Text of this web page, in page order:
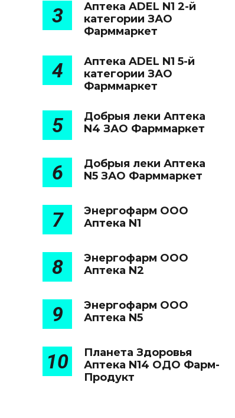
3
Аптека ADEL N1 2-й
категории ЗАО
Фарммаркет
4
Аптека ADEL N1 5-й
категории ЗАО
Фарммаркет
5
Добрыя леки Аптека
N4 ЗАО Фарммаркет
6
Добрыя леки Аптека
N5 ЗАО Фарммаркет
7
Энергофарм ООО
Аптека N1
8
Энергофарм ООО
Аптека N2
9
Энергофарм ООО
Аптека N5
10
Планета Здоровья
Аптека N14 ОДО Фарм-
Продукт